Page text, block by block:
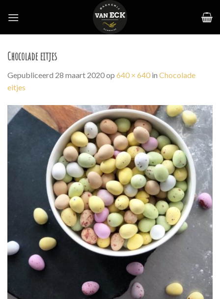
Chocolade eitjes
Gepubliceerd 28 maart 2020op 640 × 640 in Chocolade
eitjes